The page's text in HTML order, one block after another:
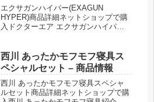
エクサガンハイパー(EXAGUN
HYPER)商品詳細ネットショップで購
入ドクターエア エクサガンハイパー
西川 あったかモフモフ寝具ス
ペシャルセット – 商品情報
西川 あったかモフモフ寝具スペシャ
ルセット商品詳細ネットショップで購